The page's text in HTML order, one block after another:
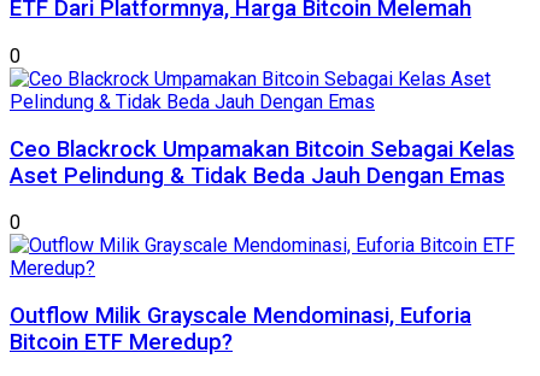
ETF Dari Platformnya, Harga Bitcoin Melemah
0
Ceo Blackrock Umpamakan Bitcoin Sebagai Kelas
Aset Pelindung & Tidak Beda Jauh Dengan Emas
0
Outflow Milik Grayscale Mendominasi, Euforia
Bitcoin ETF Meredup?